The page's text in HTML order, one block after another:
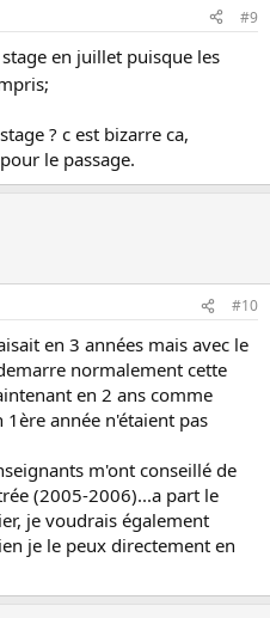
#9
en juillet puisque les
? c est bizarre ca,
le passage.
#10
en 3 années mais avec le
normalement cette
en 2 ans comme
année n'étaient pas
m'ont conseillé de
(2005-2006)...a part le
je voudrais également
je le peux directement en